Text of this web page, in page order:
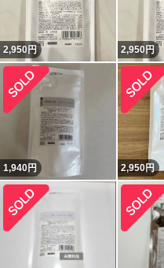
2,950 円 2,950 円
1,940円 2,950円